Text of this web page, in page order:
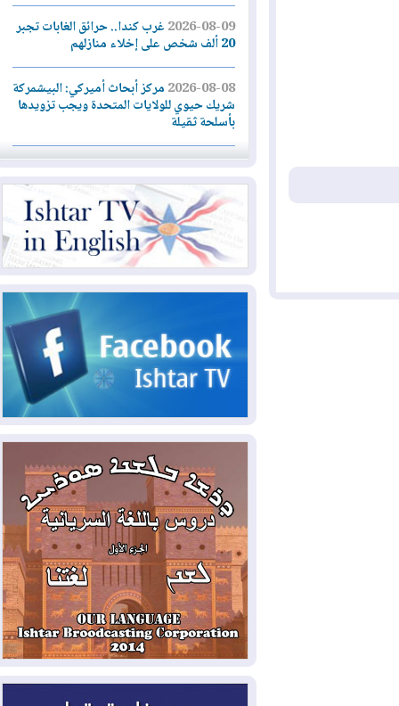
2026-08-09غرب كندا.. حرائق الغابات تجبر
2026-08-08مركز أبحاث أميركي: البيشمركة
شريك حيوي للولايات المتحدة ويجب تزويدها
بأسلحة ثقيلة
2026-08-08الداخلية: رصد شائعات مفبركة
بالذكاء الاصطناعي ومقاطع قديمة يعاد نشرها
2026-08-08دعم أمني أمريكي بمليار دولار
لإدارة رئيس كولومبيا الجديد
2026-08-07حكومة إقليم كوردستان ترفض
قرار "دانة غاز" و"نفط الهلال" بتزويد بغداد
2026-08-07القوات المسلحة العراقية: خطة
أمنية لإجهاض هجمة محتملة على السعودية
قد يختبر تماسك الناتو بهجوم محدود
2026-08-06نيجيرفان بارزاني حول اجتماع
"إدارة الدولة": أكدنا دعم تنفيذ البرنامج
الحكومي وأهمية حصر السلاح
2026-08-06ائتلاف ادارة الدولة: من
يقومون بسلوك يهدد امن البلاد خارجون عن
القانون يجب محاربتهم
2026-08-06بعد هجومين قرب باب المندب..
تحذيرات من تصعيد يهدد الملاحة في البحر
الأحمر